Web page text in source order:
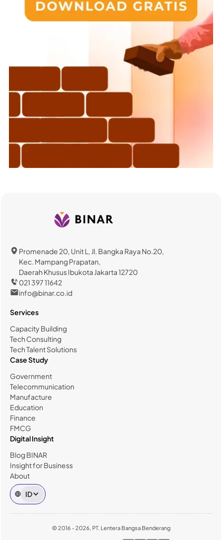
Promenade 20, Unit L, Jl. Bangka Raya No.20,
Kec. Mampang Prapatan,
Daerah Khusus Ibukota Jakarta 12720
021 397 11642
info@binar.co.id
Services
Capacity Building
Tech Consulting
Tech Talent Solutions
Case Study
Government
Telecommunication
Manufacture
Education
Finance
FMCG
Digital Insight
Blog BINAR
Insight for Business
About
ID
© 2016 - 2026, PT. Lentera Bangsa Benderang